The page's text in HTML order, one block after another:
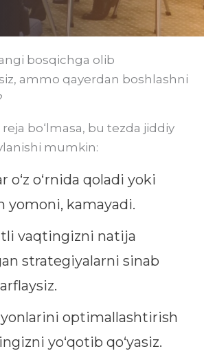
bosqichga olib
ammo qayerdan boshlashni
bo‘lmasa, bu tezda jiddiy
mumkin:
o‘z o‘rnida qoladi yoki
yomoni, kamayadi.
vaqtingizni natija
strategiyalarni sinab
optimallashtirish
yo‘qotib qo‘yasiz.